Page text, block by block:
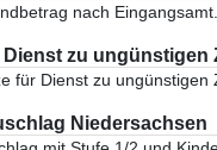
nach Eingangsamt.
zu ungünstigen
für Dienst zu ungünstigen
Niedersachsen